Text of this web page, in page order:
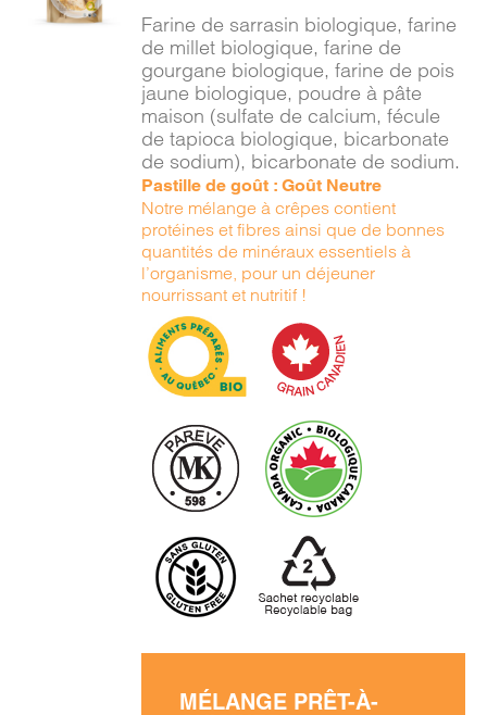
/
Farine de sarrasin biologique, farine
de millet biologique, farine de
gourgane biologique, farine de pois
jaune biologique, poudre à pâte
maison (sulfate de calcium, fécule
de tapioca biologique, bicarbonate
de sodium), bicarbonate de sodium.
Pastille de goût : Goût Neutre
Notre mélange à crêpes contient
protéines et fibres ainsi que de bonnes
quantités de minéraux essentiels à
l’organisme, pour un déjeuner
nourrissant et nutritif !
MÉLANGE PRÊT-À-